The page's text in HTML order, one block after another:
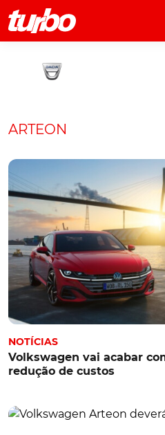
História
Comerciais
Curiosidades
Elétricos
Técnica
Testes
ARTEON
NOTÍCIAS
Volkswagen vai acabar
redução de custos